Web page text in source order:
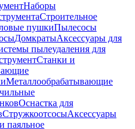
Наборы
Строительное
пушкиПылесосы
ДомкратыАксессуары для
пылеудаления для
Станки и
Металлообрабатывающие
Оснастка для
СтружкоотсосыАксессуары
паяльное